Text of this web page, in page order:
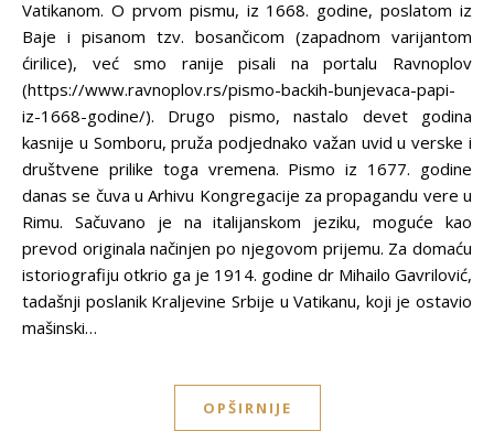
Vatikanom. O prvom pismu, iz 1668. godine, poslatom iz
Baje i pisanom tzv. bosančicom (zapadnom varijantom
ćirilice), već smo ranije pisali na portalu Ravnoplov
(https://www.ravnoplov.rs/pismo-backih-bunjevaca-papi-
iz-1668-godine/). Drugo pismo, nastalo devet godina
kasnije u Somboru, pruža podjednako važan uvid u verske i
društvene prilike toga vremena. Pismo iz 1677. godine
danas se čuva u Arhivu Kongregacije za propagandu vere u
Rimu. Sačuvano je na italijanskom jeziku, moguće kao
prevod originala načinjen po njegovom prijemu. Za domaću
istoriografiju otkrio ga je 1914. godine dr Mihailo Gavrilović,
tadašnji poslanik Kraljevine Srbije u Vatikanu, koji je ostavio
mašinski…
OPŠIRNIJE